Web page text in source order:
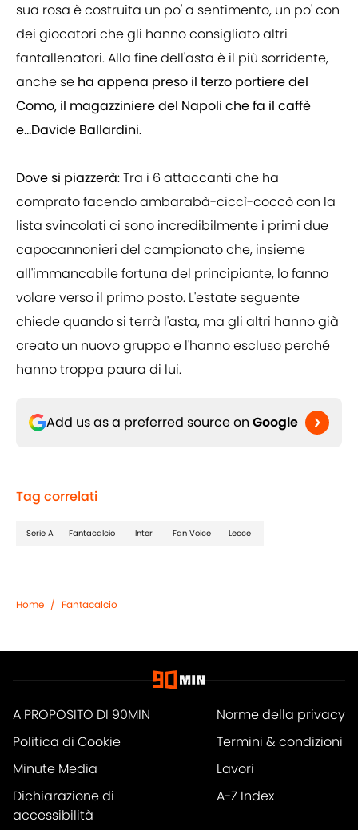
sua rosa è costruita un po' a sentimento, un po' con
dei giocatori che gli hanno consigliato altri
fantallenatori. Alla fine dell'asta è il più sorridente,
anche se ha appena preso il terzo portiere del
Como, il magazziniere del Napoli che fa il caffè
e...Davide Ballardini.
Dove si piazzerà: Tra i 6 attaccanti che ha
comprato facendo ambarabà-ciccì-coccò con la
lista svincolati ci sono incredibilmente i primi due
capocannonieri del campionato che, insieme
all'immancabile fortuna del principiante, lo fanno
volare verso il primo posto. L'estate seguente
chiede quando si terrà l'asta, ma gli altri hanno già
creato un nuovo gruppo e l'hanno escluso perché
hanno troppa paura di lui.
Add us as a preferred source on Google
Tag correlati
Serie A Fantacalcio Inter Fan Voice Lecce
Home / Fantacalcio
A PROPOSITO DI 90MIN
Norme della privacy
Politica di Cookie
Termini & condizioni
Minute Media
Lavori
Dichiarazione di
accessibilità
A-Z Index